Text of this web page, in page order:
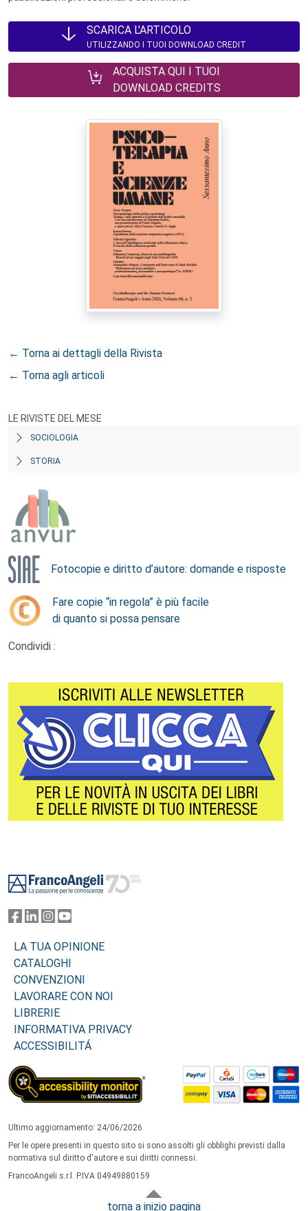
SCARICA L'ARTICOLO
UTILIZZANDO I TUOI DOWNLOAD CREDIT
ACQUISTA QUI I TUOI
DOWNLOAD CREDITS
← Torna ai dettagli della Rivista
← Torna agli articoli
LE RIVISTE DEL MESE
SOCIOLOGIA
STORIA
Fotocopie e diritto d’autore: domande e risposte
Fare copie “in regola” è più facile
di quanto si possa pensare
Condividi :
LA TUA OPINIONE
CATALOGHI
CONVENZIONI
LAVORARE CON NOI
LIBRERIE
INFORMATIVA PRIVACY
ACCESSIBILITÁ
Ultimo aggiornamento: 24/06/2026
Per le opere presenti in questo sito si sono assolti gli obblighi previsti dalla
normativa sul diritto d'autore e sui diritti connessi.
FrancoAngeli s.r.l. P.IVA 04949880159
torna a inizio pagina